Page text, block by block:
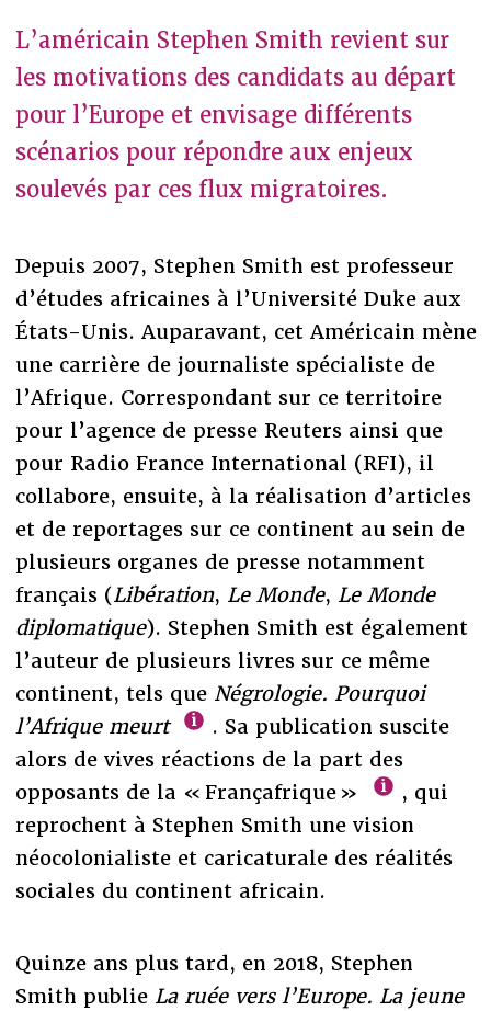
L’américain Stephen Smith revient sur
les motivations des candidats au départ
pour l’Europe et envisage différents
scénarios pour répondre aux enjeux
soulevés par ces flux migratoires.
Depuis 2007, Stephen Smith est professeur
d’études africaines à l’Université Duke aux
États-Unis. Auparavant, cet Américain mène
une carrière de journaliste spécialiste de
l’Afrique. Correspondant sur ce territoire
pour l’agence de presse Reuters ainsi que
pour Radio France International (RFI), il
collabore, ensuite, à la réalisation d’articles
et de reportages sur ce continent au sein de
plusieurs organes de presse notamment
français (Libération, Le Monde, Le Monde
diplomatique). Stephen Smith est également
l’auteur de plusieurs livres sur ce même
continent, tels que Négrologie. Pourquoi
l’Afrique meurt
. Sa publication suscite
alors de vives réactions de la part des
opposants de la « Françafrique »
, qui
reprochent à Stephen Smith une vision
néocolonialiste et caricaturale des réalités
sociales du continent africain.
Quinze ans plus tard, en 2018, Stephen
Smith publie La ruée vers l’Europe. La jeune